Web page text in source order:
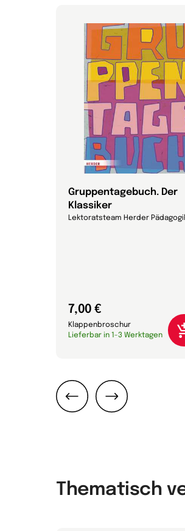
Gruppentagebuch. Der
Klassiker
Lektoratsteam Herder
7,00 €
Klappenbroschur
Lieferbar in 1-3 Werktagen
Thematisch